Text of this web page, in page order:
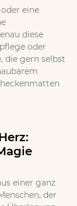
eine
diese
oder
die gern selbst
einer ganz
der